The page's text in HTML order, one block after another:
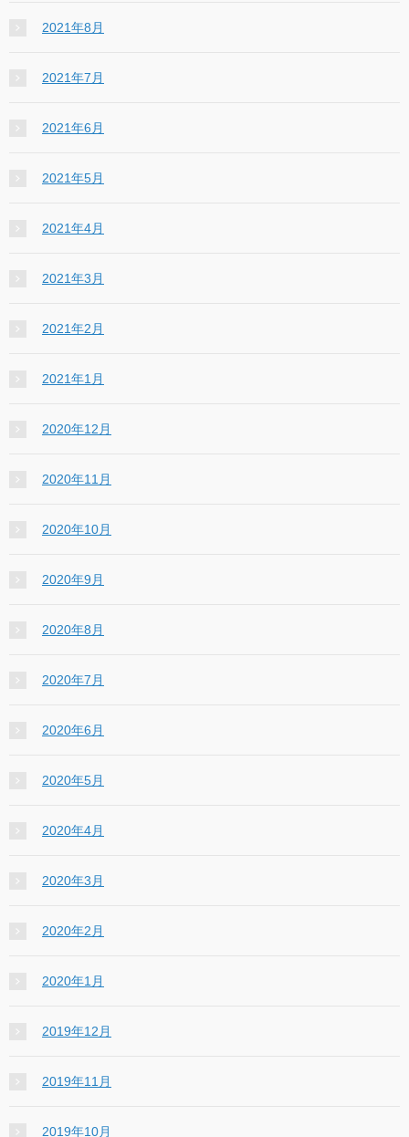
2021年8月
2021年7月
2021年6月
2021年5月
2021年4月
2021年3月
2021年2月
2021年1月
2020年12月
2020年11月
2020年10月
2020年9月
2020年8月
2020年7月
2020年6月
2020年5月
2020年4月
2020年3月
2020年2月
2020年1月
2019年12月
2019年11月
2019年10月